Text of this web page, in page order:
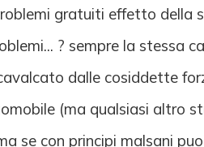
gratuiti effetto
? sempre la stessa
dalle cosiddette
(ma qualsiasi altro
se con principi malsani